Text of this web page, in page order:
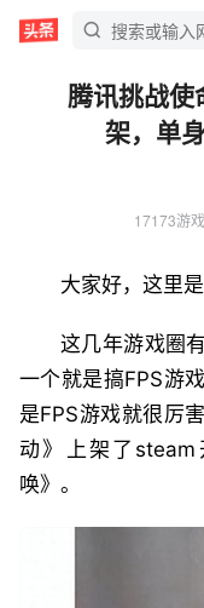
腾讯挑战
架，单
17173游
大家好，这里
这几年游戏圈
一个就是搞FPS游
是FPS游戏就很厉
动》上架了
唤》。